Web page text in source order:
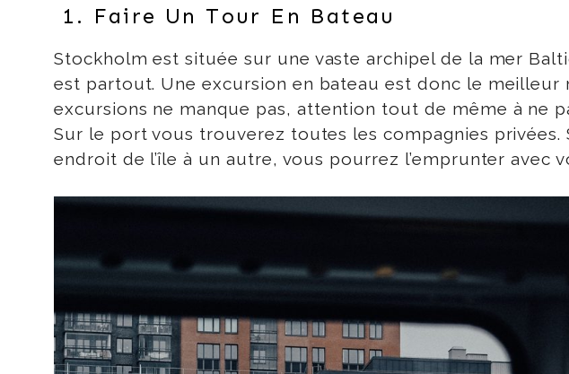
1. Faire Un Tour En Bateau
Stockholm est située sur une vaste archipel de la mer
est partout. Une excursion en bateau est donc le meilleur
excursions ne manque pas, attention tout de même à ne
Sur le port vous trouverez toutes les compagnies privées.
endroit de l’île à un autre, vous pourrez l’emprunter avec